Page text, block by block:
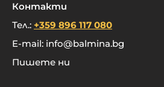
Контакти
Тел.: +359 896 117 080
E-mail: info@balmina.bg
Пишете ни